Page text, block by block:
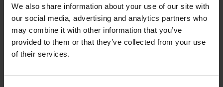
We also share information about your use of our site with
our social media, advertising and analytics partners who
may combine it with other information that you’ve
provided to them or that they’ve collected from your use
of their services.
in tegenstelling tot oude krukken van vroeger, geeft de
BuzziMilk met vier poten meer stabiliteit en een zachte zit
ervaring.
Met je eigen unieke combinatie van BuzziSpace Tartan stof
beweegbare grafische extra op je werkplek of thuis. De